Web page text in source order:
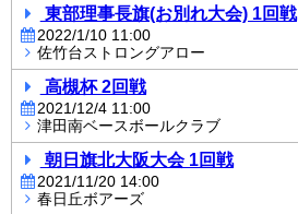
東部理事長旗(お別れ大会) 1回戦
2022/1/10 11:00
佐竹台ストロングアロー
高槻杯 2回戦
2021/12/4 11:00
津田南ベースボールクラブ
朝日旗北大阪大会 1回戦
2021/11/20 14:00
春日丘ボアーズ